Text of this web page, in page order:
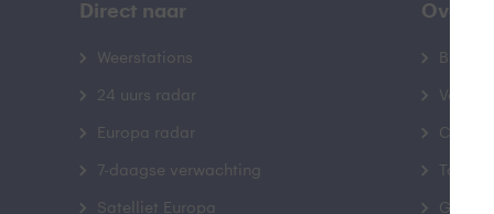
Direct naar
Weerstations
24 uurs radar
Europa radar
7-daagse verwachting
Satelliet Europa
Over
Contact